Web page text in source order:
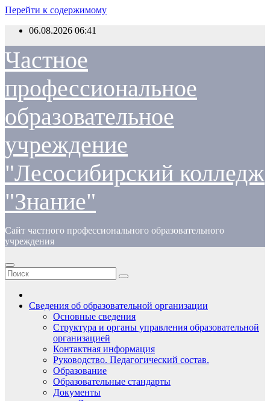
Перейти к содержимому
06.08.2026 06:41
Частное
профессиональное
образовательное
учреждение
"Лесосибирский колледж
"Знание"
Сайт частного профессионального образовательного
учреждения
Сведения об образовательной организации
Основные сведения
Структура и органы управления образовательной
организацией
Контактная информация
Руководство. Педагогический состав.
Образование
Образовательные стандарты
Документы